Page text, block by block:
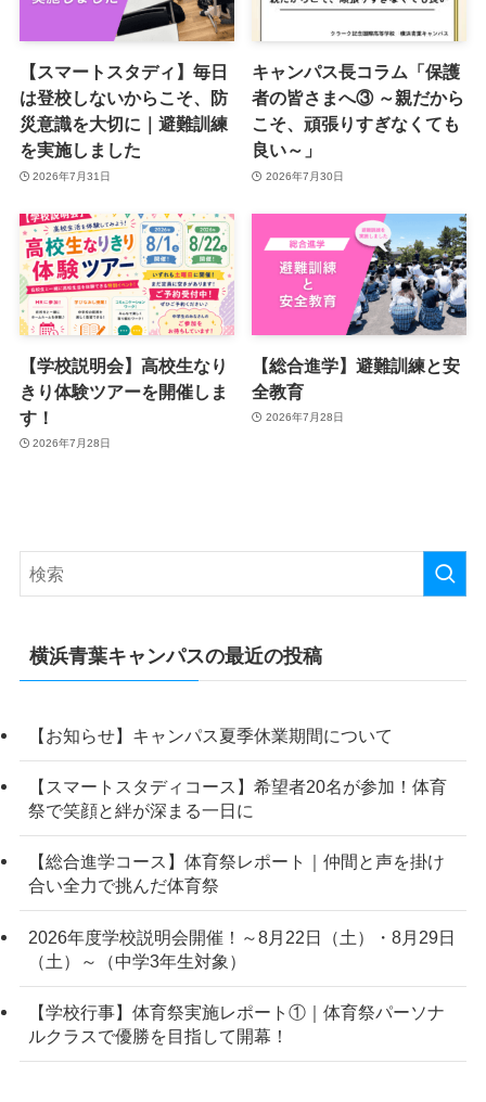
【スマートスタディ】毎日
は登校しないからこそ、防
災意識を大切に｜避難訓練
を実施しました
2026年7月31日
キャンパス長コラム「保護
者の皆さまへ③ ～親だから
こそ、頑張りすぎなくても
良い～」
2026年7月30日
【学校説明会】高校生なり
きり体験ツアーを開催しま
す！
2026年7月28日
【総合進学】避難訓練と安
全教育
2026年7月28日
横浜青葉キャンパスの最近の投稿
【お知らせ】キャンパス夏季休業期間について
【スマートスタディコース】希望者20名が参加！体育
祭で笑顔と絆が深まる一日に
【総合進学コース】体育祭レポート｜仲間と声を掛け
合い全力で挑んだ体育祭
2026年度学校説明会開催！～8月22日（土）・8月29日
（土）～（中学3年生対象）
【学校行事】体育祭実施レポート①｜体育祭パーソナ
ルクラスで優勝を目指して開幕！